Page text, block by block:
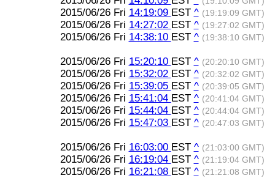
2015/06/26 Fri 14:19:09 EST ^ (19:19:09 GMT)
2015/06/26 Fri 14:27:02 EST ^ (19:27:02 GMT)
2015/06/26 Fri 14:38:10 EST ^ (19:38:10 GMT)
2015/06/26 Fri 15:20:10 EST ^ (20:20:10 GMT)
2015/06/26 Fri 15:32:02 EST ^ (20:32:02 GMT)
2015/06/26 Fri 15:39:05 EST ^ (20:39:05 GMT)
2015/06/26 Fri 15:41:04 EST ^ (20:41:04 GMT)
2015/06/26 Fri 15:44:04 EST ^ (20:44:04 GMT)
2015/06/26 Fri 15:47:03 EST ^ (20:47:03 GMT)
2015/06/26 Fri 16:03:00 EST ^ (21:03:00 GMT)
2015/06/26 Fri 16:19:04 EST ^ (21:19:04 GMT)
2015/06/26 Fri 16:21:08 EST ^ (21:21:08 GMT)